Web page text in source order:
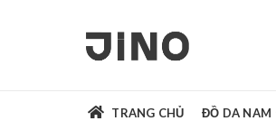
TRANG CHỦ ĐỒ DA NAM